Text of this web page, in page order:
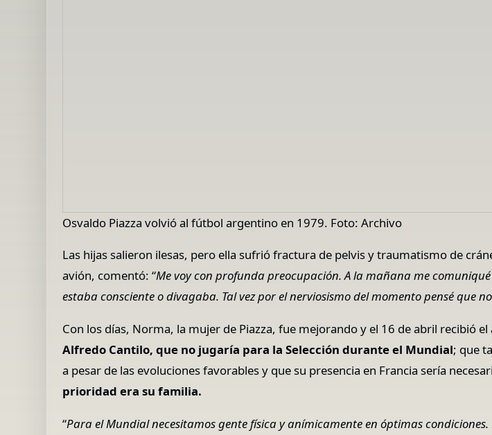
Osvaldo Piazza volvió al fútbol argentino en 1979. Foto: Archivo
Las hijas salieron ilesas, pero ella sufrió fractura de pelvis y traumatismo de
avión, comentó: “Me voy con profunda preocupación. A la mañana me
estaba consciente o divagaba. Tal vez por el nerviosismo del momento pensé que
Con los días, Norma, la mujer de Piazza, fue mejorando y el 16 de abril recibió
Alfredo Cantilo, que no jugaría para la Selección durante el Mundial; que
a pesar de las evoluciones favorables y que su presencia en Francia sería
prioridad era su familia.
“Para el Mundial necesitamos gente física y anímicamente en óptimas